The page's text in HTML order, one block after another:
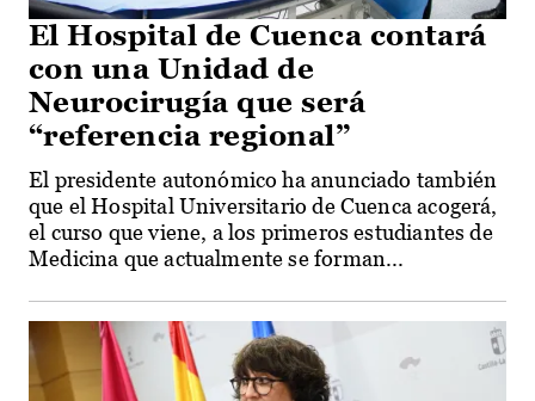
El Hospital de Cuenca contará
con una Unidad de
Neurocirugía que será
“referencia regional”
El presidente autonómico ha anunciado también
que el Hospital Universitario de Cuenca acogerá,
el curso que viene, a los primeros estudiantes de
Medicina que actualmente se forman...